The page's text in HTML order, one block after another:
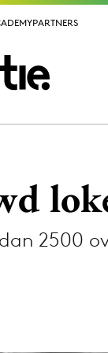
PARTNERS
PARTNERS
2500